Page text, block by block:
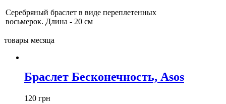
Серебряный браслет в виде переплетенных
восьмерок. Длина - 20 см
товары месяца
Браслет Бесконечность, Asos
120 грн